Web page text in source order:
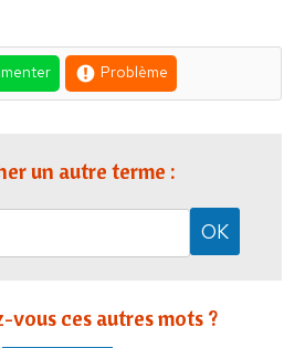
Problème
un autre terme :
vous ces autres mots ?